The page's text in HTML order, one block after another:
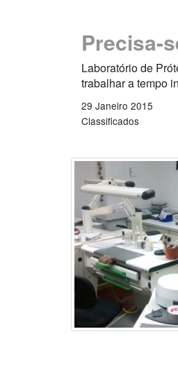
Precisa-
Laboratório de
trabalhar a tempo
29 Janeiro 2015
Classificados